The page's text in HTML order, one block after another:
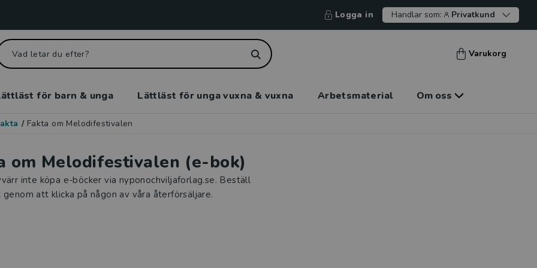
Logga in Handlar som: Privatkund
Varukorg
för barn & unga Lättläst för unga vuxna & vuxna Arbetsmaterial Om oss
/ Fakta om Melodifestivalen
om Melodifestivalen (e-bok)
inte köpa e-böcker via nyponochviljaforlag.se. Beställ
genom att klicka på någon av våra återförsäljare.